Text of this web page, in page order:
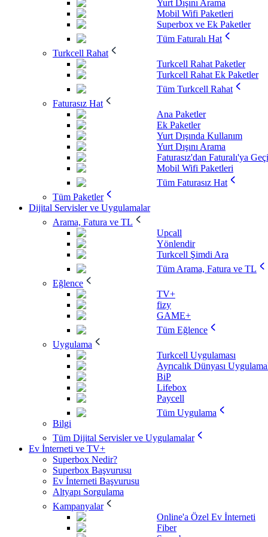
Yurt Dışını Arama
Mobil Wifi Paketleri
Superbox ve Ek Paketler
Tüm Faturalı Hat
Turkcell Rahat
Turkcell Rahat Paketler
Turkcell Rahat Ek Paketler
Tüm Turkcell Rahat
Faturasız Hat
Ana Paketler
Ek Paketler
Yurt Dışında Kullanım
Yurt Dışını Arama
Faturasız'dan Faturalı'ya
Mobil Wifi Paketleri
Tüm Faturasız Hat
Tüm Paketler
Dijital Servisler ve Uygulamalar
Arama, Fatura ve TL
Upcall
Yönlendir
Turkcell Şimdi Ara
Tüm Arama, Fatura ve TL
Eğlence
TV+
fizy
GAME+
Tüm Eğlence
Uygulama
Turkcell Uygulaması
Ayrıcalık Dünyası
BiP
Lifebox
Paycell
Tüm Uygulama
Bilgi
Tüm Dijital Servisler ve Uygulamalar
Ev İnterneti ve TV+
Superbox Nedir?
Superbox Başvurusu
Ev İnterneti Başvurusu
Altyapı Sorgulama
Kampanyalar
Online'a Özel Ev İnterneti
Fiber